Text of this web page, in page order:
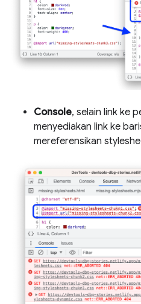
Console, selain link ke
menyediakan link ke
mereferensikan